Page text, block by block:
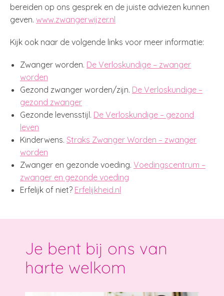
bereiden op ons gesprek en de juiste adviezen kunnen
geven. www.zwangerwijzer.nl
Kijk ook naar de volgende links voor meer informatie:
Zwanger worden. De Verloskundige – zwanger
worden
Gezond zwanger worden/zijn. De Verloskundige –
gezond zwanger
Gezonde levensstijl. De Verloskundige – gezond
leven
Kinderwens. Straks Zwanger Worden – zwanger
worden
Zwanger en gezonde voeding. Voedingscentrum –
zwanger en gezonde voeding
Erfelijk of niet? Erfelijkheid.nl
Je bent bij ons van
harte welkom